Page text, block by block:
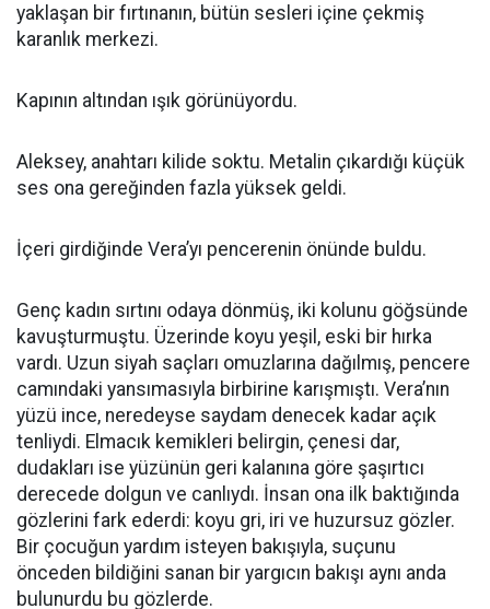
yaklaşan bir fırtınanın, bütün sesleri içine çekmiş
karanlık merkezi.
Kapının altından ışık görünüyordu.
Aleksey, anahtarı kilide soktu. Metalin çıkardığı küçük
ses ona gereğinden fazla yüksek geldi.
İçeri girdiğinde Vera’yı pencerenin önünde buldu.
Genç kadın sırtını odaya dönmüş, iki kolunu göğsünde
kavuşturmuştu. Üzerinde koyu yeşil, eski bir hırka
vardı. Uzun siyah saçları omuzlarına dağılmış, pencere
camındaki yansımasıyla birbirine karışmıştı. Vera’nın
yüzü ince, neredeyse saydam denecek kadar açık
tenliydi. Elmacık kemikleri belirgin, çenesi dar,
dudakları ise yüzünün geri kalanına göre şaşırtıcı
derecede dolgun ve canlıydı. İnsan ona ilk baktığında
gözlerini fark ederdi: koyu gri, iri ve huzursuz gözler.
Bir çocuğun yardım isteyen bakışıyla, suçunu
önceden bildiğini sanan bir yargıcın bakışı aynı anda
bulunurdu bu gözlerde.